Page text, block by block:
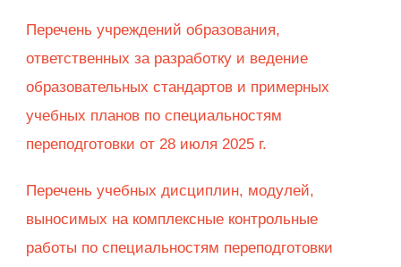
Перечень учреждений образования,
ответственных за разработку и ведение
образовательных стандартов и примерных
учебных планов по специальностям
переподготовки от 28 июля 2025 г.
Перечень учебных дисциплин, модулей,
выносимых на комплексные контрольные
работы по специальностям переподготовки